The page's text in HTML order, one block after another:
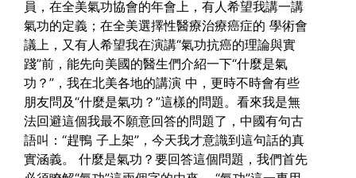
員，在全美氣功協會的年會上，有人希望我講一講
氣功的定義；在全美選擇性醫療治療癌症的 學術會
議上，又有人希望我在演講“氣功抗癌的理論與實
踐”前，能先向美國的醫生們介紹一下“什麼是氣
功？”，我在北美各地的講演 中，更時不時會有些
朋友問及“什麼是氣功？”這樣的問題。看來我是無
法回避這個我最不願意回答的問題了，中國有句古
語叫：“趕鴨 子上架”，今天我才意識到這句話的真
實涵義。
什麼是氣功？要回答這個問題，我們首先